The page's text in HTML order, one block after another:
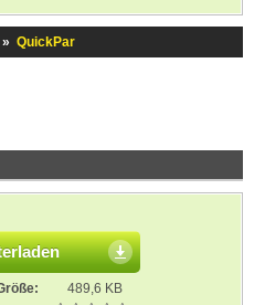
» QuickPar
489,6 KB